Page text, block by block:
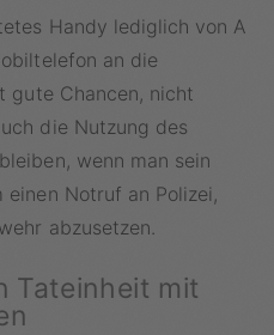
Handy lediglich von A
an die
gute Chancen, nicht
die Nutzung des
wenn man sein
Notruf an Polizei,
abzusetzen.
Tateinheit mit